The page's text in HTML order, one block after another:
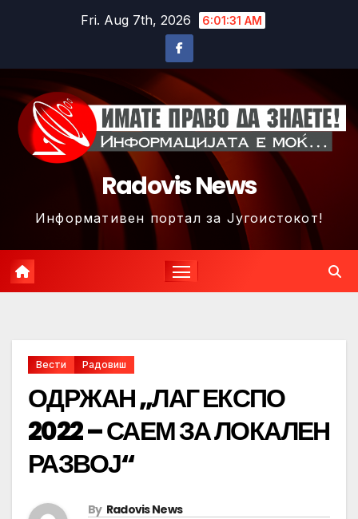
Fri. Aug 7th, 2026 6:01:34 AM
Radovis News
Информативен портал за Југоистокот!
Вести Радовиш
ОДРЖАН „ЛАГ ЕКСПО
2022 – САЕМ ЗА ЛОКАЛЕН
РАЗВОЈ“
By Radovis News